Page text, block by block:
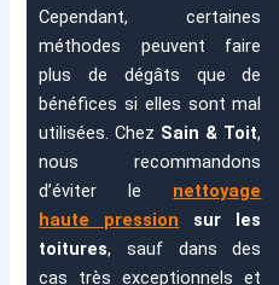
Cependant, certaines
méthodes peuvent faire
plus de dégâts que de
bénéfices si elles sont mal
utilisées.Chez Sain & Toit,
nous recommandons
d’éviter le nettoyage
haute pression sur les
toitures, sauf dans des
cas très exceptionnels et